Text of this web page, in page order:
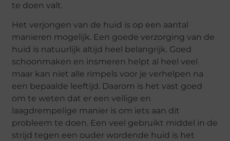
te doen valt.
Het verjongen van de huid is op een aantal
manieren mogelijk. Een goede verzorging van de
huid is natuurlijk altijd heel belangrijk. Goed
schoonmaken en insmeren helpt al heel veel
maar kan niet alle rimpels voor je verhelpen na
een bepaalde leeftijd. Daarom is het vast goed
om te weten dat er een veilige en
laagdrempelige manier is om iets aan dit
probleem te doen. Een veel gebruikt middel in de
strijd tegen een ouder wordende huid is het